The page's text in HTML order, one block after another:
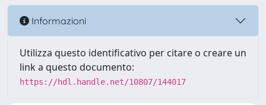
Informazioni
Utilizza questo identificativo per citare o creare un
link a questo documento:
https://hdl.handle.net/10807/144017